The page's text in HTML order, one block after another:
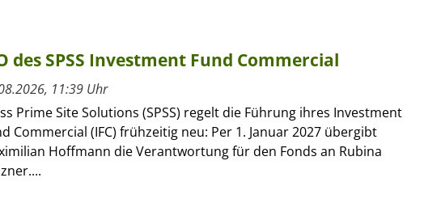
des SPSS Investment Fund Commercial
11:39 Uhr
Prime Site Solutions (SPSS) regelt die Führung ihres Investment
Commercial (IFC) frühzeitig neu: Per 1. Januar 2027 übergibt
Hoffmann die Verantwortung für den Fonds an Rubina